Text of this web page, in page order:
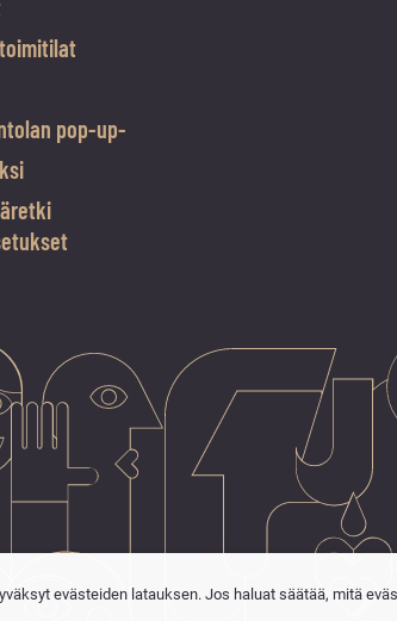
pop-up-
evästeiden latauksen. Jos haluat säätää, mitä